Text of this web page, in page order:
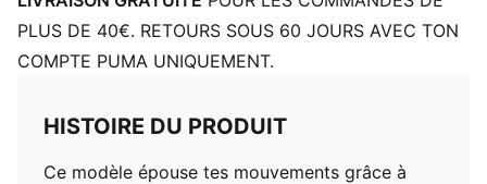
PLUS DE 40€. RETOURS SOUS 60 JOURS AVEC TON
COMPTE PUMA UNIQUEMENT.
HISTOIRE DU PRODUIT
Ce modèle épouse tes mouvements grâce à